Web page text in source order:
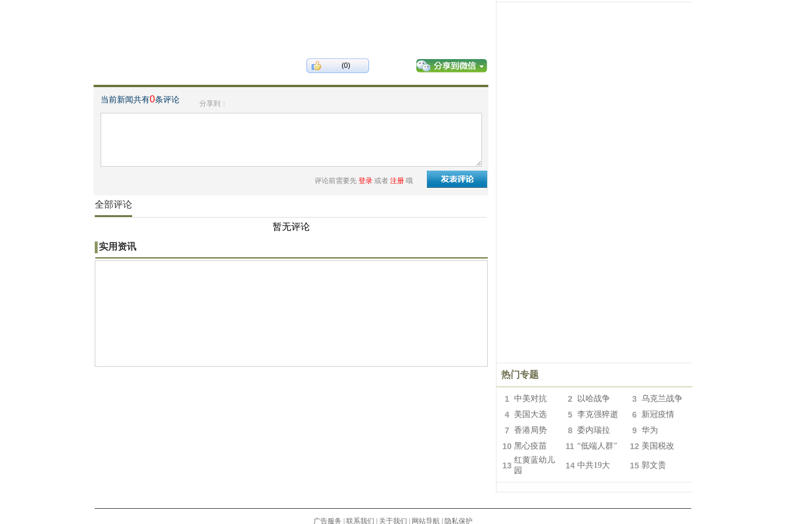
(0)
当前新闻共有0条评论 分享到：
评论前需要先 登录 或者 注册 哦
全部评论
暂无评论
实用资讯
热门专题
1 中美对抗 2 以哈战争 3 乌克兰战争
4 美国大选 5 李克强猝逝 6 新冠疫情
7 香港局势 8 委内瑞拉 9 华为
10 黑心疫苗 11 “低端人群” 12 美国税改
13
红黄蓝幼儿
园
14 中共19大 15 郭文贵
广告服务 联系我们 关于我们 网站导航 隐私保护